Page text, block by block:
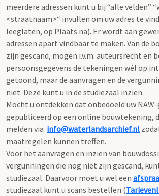
meerdere adressen kunt u bij “alle velden”
<straatnaam>“ invullen om uw adres te
leeglaten, op Plaats na). Er wordt aan
adressen apart vindbaar te maken. Van de
zijn gescand, mogen i.v.m. auteursrecht en
persoonsgegevens de tekeningen wél op
getoond, maar de aanvragen en de
niet. Deze kunt u in de studiezaal inzien.
Mocht u ontdekken dat onbedoeld uw
gepubliceerd op een online bouwtekening,
melden via info@waterlandsarchief.nl
maatregelen kunnen treffen.
Voor het aanvragen en inzien van
vergunningen die nog niet zijn gescand,
studiezaal. Daarvoor moet u wel een
studiezaal kunt u scans bestellen (